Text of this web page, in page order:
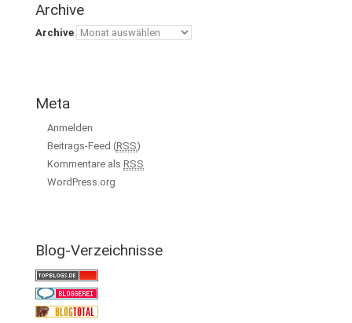
Archive
Archive
Meta
Anmelden
Beitrags-Feed (RSS)
Kommentare als RSS
WordPress.org
Blog-Verzeichnisse